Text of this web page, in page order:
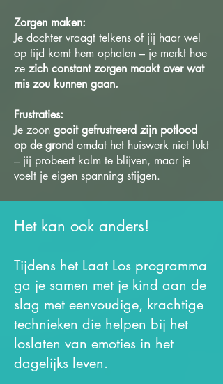
Zorgen maken:
Je dochter vraagt telkens of jij haar wel
op tijd komt hem ophalen – je merkt hoe
ze zich constant zorgen maakt over wat
mis zou kunnen gaan.
Frustraties:
Je zoon gooit gefrustreerd zijn potlood
op de grond omdat het huiswerk niet lukt
– jij probeert kalm te blijven, maar je
voelt je eigen spanning stijgen.
Het kan ook anders!
Tijdens het Laat Los programma
ga je samen met je kind aan de
slag met eenvoudige, krachtige
technieken die helpen bij het
loslaten van emoties in het
dagelijks leven.